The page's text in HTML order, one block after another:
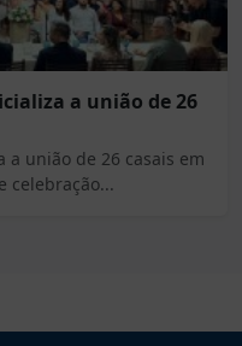
a união de 26
a união de 26 casais em
celebração...